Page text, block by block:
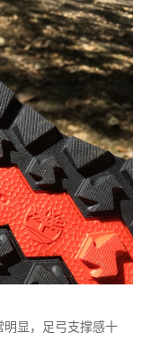
明显，足弓支撑感十